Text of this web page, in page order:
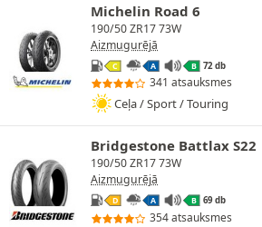
Michelin Road 6
190/50 ZR17 73W
Aizmugurējā
C A B 72 db
341 atsauksmes
Ceļa / Sport / Touring
Bridgestone Battlax S22
190/50 ZR17 73W
Aizmugurējā
D A B 69 db
354 atsauksmes